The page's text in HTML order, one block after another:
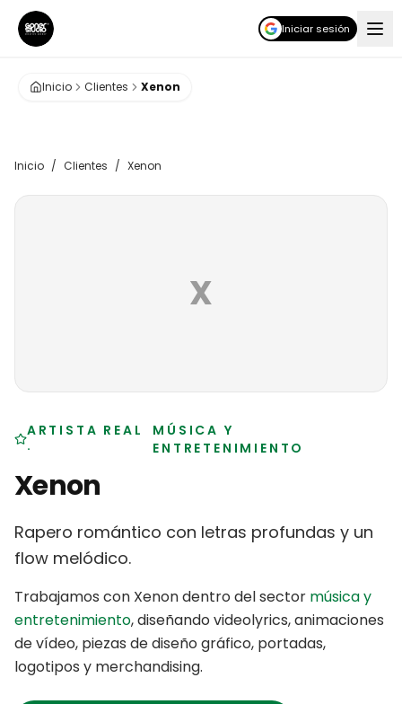
Iniciar sesión
Inicio Clientes Xenon
Inicio / Clientes / Xenon
X
ARTISTA REAL
·
MÚSICA Y
ENTRETENIMIENTO
Xenon
Rapero romántico con letras profundas y un
flow melódico.
Trabajamos con Xenondentro del sector música y
entretenimiento,diseñando videolyrics, animaciones
de vídeo, piezas de diseño gráfico, portadas,
logotipos y merchandising.